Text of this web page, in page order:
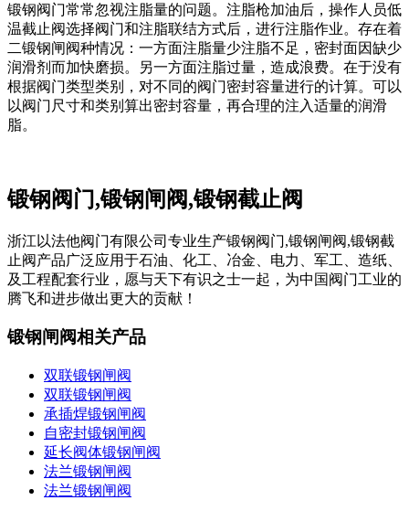
锻钢阀门常常忽视注脂量的问题。注脂枪加油后，操作人员低
温截止阀选择阀门和注脂联结方式后，进行注脂作业。存在着
二锻钢闸阀种情况：一方面注脂量少注脂不足，密封面因缺少
润滑剂而加快磨损。另一方面注脂过量，造成浪费。在于没有
根据阀门类型类别，对不同的阀门密封容量进行的计算。可以
以阀门尺寸和类别算出密封容量，再合理的注入适量的润滑
脂。
锻钢阀门,锻钢闸阀,锻钢截止阀
浙江以法他阀门有限公司专业生产锻钢阀门,锻钢闸阀,锻钢截
止阀产品广泛应用于石油、化工、冶金、电力、军工、造纸、
及工程配套行业，愿与天下有识之士一起，为中国阀门工业的
腾飞和进步做出更大的贡献！
锻钢闸阀相关产品
双联锻钢闸阀
双联锻钢闸阀
承插焊锻钢闸阀
自密封锻钢闸阀
延长阀体锻钢闸阀
法兰锻钢闸阀
法兰锻钢闸阀